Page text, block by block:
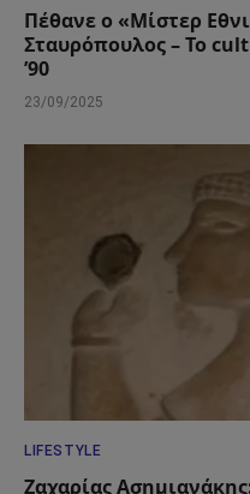
Πέθανε ο «Μίστερ
Σταυρόπουλος – Το
’90
23/09/2025
LIFESTYLE
Ζαχαρίας